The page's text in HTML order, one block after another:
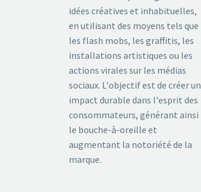
idées créatives et inhabituelles,
en utilisant des moyens tels que
les flash mobs, les graffitis, les
installations artistiques ou les
actions virales sur les médias
sociaux. L'objectif est de créer un
impact durable dans l'esprit des
consommateurs, générant ainsi
le bouche-à-oreille et
augmentant la notoriété de la
marque.